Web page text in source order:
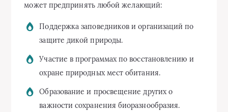
может предпринять любой желающий:
Поддержка заповедников и организаций по
защите дикой природы.
Участие в программах по восстановлению и
охране природных мест обитания.
Образование и просвещение других о
важности сохранения биоразнообразия.